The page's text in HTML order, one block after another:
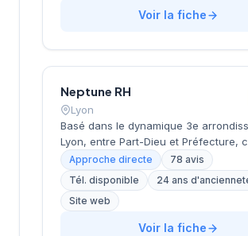
au cœur du pôle économique
société bénéficie d'une excellente
Voir la fiche
Neptune RH
Lyon
Basé dans le dynamique 3e
Lyon, entre Part-Dieu et Préfecture,
de recrutement développe ses
ses locaux de la rue Servient. Dirigé
PERRIOLAT, il accompagne les
dans leurs recherches de talents
approche personnalisée. La structure
Approche directe
78 avis
Tél. disponible
24 ans
Site web
Voir la fiche